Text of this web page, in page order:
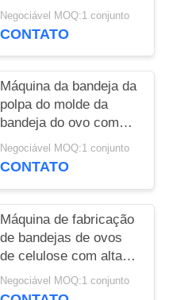
máquina de molde da
polpa 150KW do ovo
Negociável MOQ:1 conjunto
CONTATO
Máquina da bandeja da
polpa do molde da
bandeja do ovo com
armário do Plc 2 anos
de garantia
Negociável MOQ:1 conjunto
CONTATO
Máquina de fabricação
de bandejas de ovos
de celulose com alta
velocidade de
produção
Negociável MOQ:1 conjunto